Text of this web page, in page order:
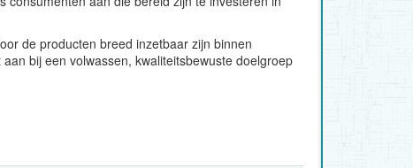
de producten breed inzetbaar zijn binnen
bij een volwassen, kwaliteitsbewuste doelgroep